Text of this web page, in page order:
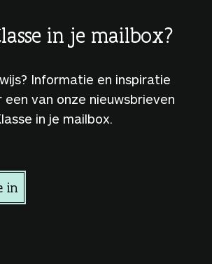
in je mailbox?
Informatie en inspiratie
van onze nieuwsbrieven
in je mailbox.
in